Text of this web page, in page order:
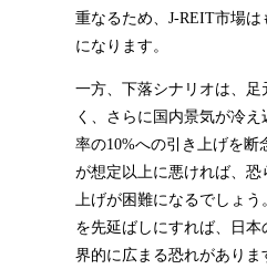
重なるため、J-REIT市場
になります。
一方、下落シナリオは、
く、さらに国内景気が冷
率の10%への引き上げを
が想定以上に悪ければ、恐
上げが困難になるでしょ
を先延ばしにすれば、日
界的に広まる恐れがあり